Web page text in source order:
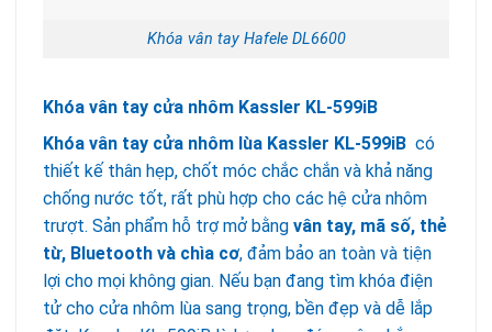
Khóa vân tay Hafele DL6600
Khóa vân tay cửa nhôm Kassler KL-599iB
Khóa vân tay cửa nhôm lùa Kassler KL-599iB có
thiết kế thân hẹp, chốt móc chắc chắn và khả năng
chống nước tốt, rất phù hợp cho các hệ cửa nhôm
trượt. Sản phẩm hỗ trợ mở bằng vân tay, mã số, thẻ
từ, Bluetooth và chìa cơ, đảm bảo an toàn và tiện
lợi cho mọi không gian. Nếu bạn đang tìm khóa điện
tử cho cửa nhôm lùa sang trọng, bền đẹp và dễ lắp